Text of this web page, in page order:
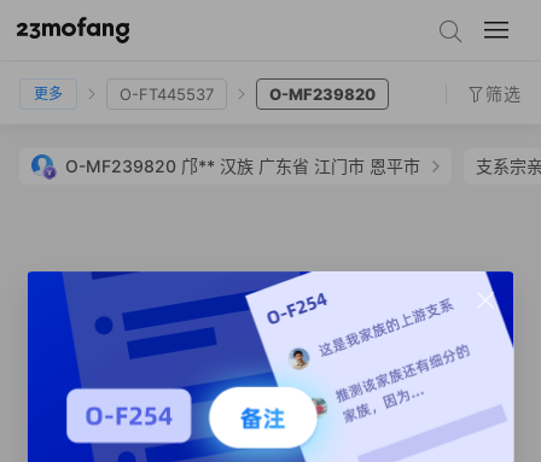
O-Y147549
更多 O-FT445537 O-MF239820 筛选
O-MF239820 邝** 汉族 广东省 江门市 恩平市 支系宗